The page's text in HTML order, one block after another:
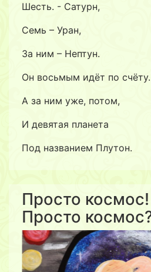
Шесть. - Сатурн,
Семь – Уран,
За ним – Нептун.
Он восьмым идёт по счёту.
А за ним уже, потом,
И девятая планета
Под названием Плутон.
Просто космос!
Просто